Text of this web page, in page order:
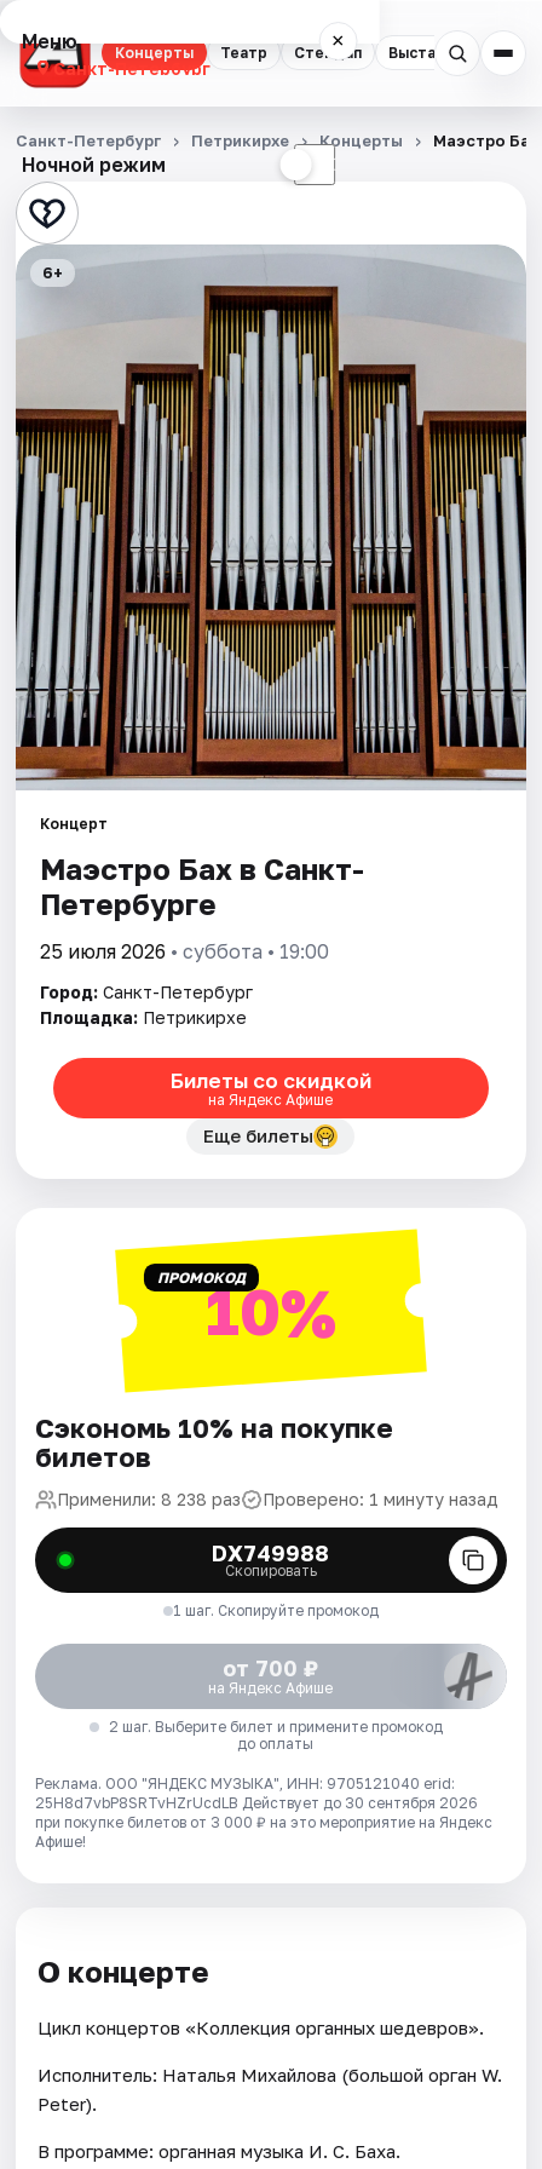
Концерты Театр Стендап Выставки
Меню ×
Санкт-Петербург
Концерты
Театр
Стендап
Экскурсии
Спорт
События
Города
Площадки
Артисты
Рейтинги
Ночной режим ☾
Санкт-Петербург Петрикирхе Концерты Маэстро Бах
6+
Концерт
Маэстро Бах в Санкт-
Петербурге
25 июля 2026 • суббота • 19:00
Город: Санкт-Петербург
Площадка: Петрикирхе
Билеты со скидкой
на Яндекс Афише
Еще билеты
ПРОМОКОД10%
Сэкономь 10% на покупке
билетов
Применили: 8 238 раз Проверено: 1 минуту назад
DX749988
Скопировать
1 шаг. Скопируйте промокод
от 700 ₽
на Яндекс Афише
2 шаг. Выберите билет и примените промокод
до оплаты
Реклама. ООО "ЯНДЕКС МУЗЫКА", ИНН: 9705121040 erid:
25H8d7vbP8SRTvHZrUcdLB Действует до 30 сентября 2026
при покупке билетов от 3 000 ₽ на это мероприятие на Яндекс
Афише!
О концерте
Цикл концертов «Коллекция органных шедевров».
Исполнитель: Наталья Михайлова (большой орган W.
Peter).
В программе: органная музыка И. С. Баха.